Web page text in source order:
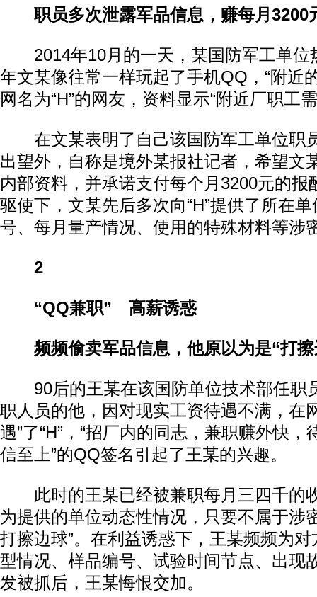
职员多次泄露军品信息，赚每月3200
2014年10月的一天，某国防军工单位
年文某像往常一样玩起了手机QQ，“附近
网名为“H”的网友，资料显示“附近厂职工
在文某表明了自己该国防军工单位职员
出望外，自称是境外某报社记者，希望文
内部资料，并承诺支付每个月3200元的报
驱使下，文某先后多次向“H”提供了所在
号、每月量产情况、使用的特殊材料等涉
2
“QQ兼职” 高薪诱惑
频频偷卖军品信息，他原以为是“打
90后的王某在该国防单位技术部任职
职人员的他，因对现实工资待遇不满，在
遇”了“H”，“招厂内的同志，兼职赚外快
信至上”的QQ签名引起了王某的兴趣。
此时的王某已经被兼职每月三四千的
为提供的单位动态性情况，只要不属于涉
打擦边球”。在利益诱惑下，王某频频为
型情况、样品编号、试验时间节点、出现
发被抓后，王某悔恨交加。